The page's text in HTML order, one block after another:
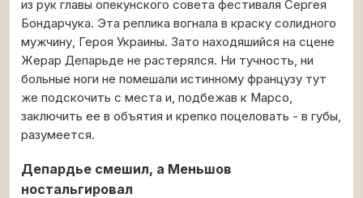
из рук главы опекунского совета фестиваля Сергея
Бондарчука. Эта реплика вогнала в краску солидного
мужчину, Героя Украины. Зато находяшийся на сцене
Жерар Депарьде не растерялся. Ни тучность, ни
больные ноги не помешали истинному французу тут
же подскочить с места и, подбежав к Марсо,
заключить ее в объятия и крепко поцеловать - в губы,
разумеется.
Депардье смешил, а Меньшов
ностальгировал